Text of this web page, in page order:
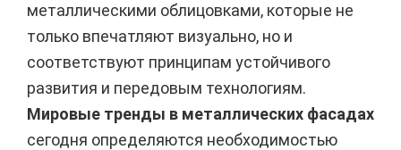
металлическими облицовками, которые не
только впечатляют визуально, но и
соответствуют принципам устойчивого
развития и передовым технологиям.
Мировые тренды в металлических фасадах
сегодня определяются необходимостью